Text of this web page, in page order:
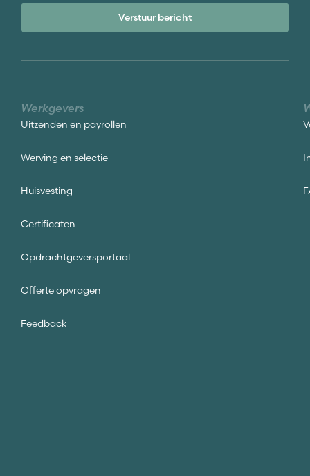
Verstuur bericht
Werkgevers
Uitzenden en payrollen
Werving en selectie
Huisvesting
Certificaten
Opdrachtgeversportaal
Offerte opvragen
Feedback